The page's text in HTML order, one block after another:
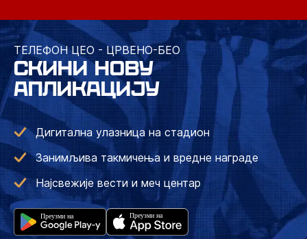
ТЕЛЕФОН ЦЕО - ЦРВЕНО-БЕО
СКИНИ НОВУ
АПЛИКАЦИЈУ
Дигитална улазница на стадион
Занимљива такмичења и вредне награде
Најсвежије вести и меч центар